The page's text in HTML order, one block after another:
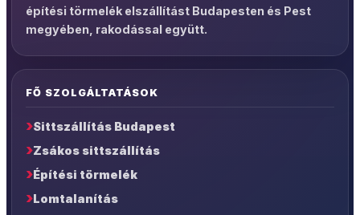
építési törmelék elszállítást Budapesten és Pest
megyében, rakodással együtt.
FŐ SZOLGÁLTATÁSOK
Sittszállítás Budapest
Zsákos sittszállítás
Építési törmelék
Lomtalanítás